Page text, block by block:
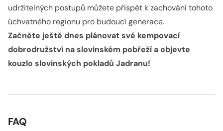
udržitelných postupů můžete přispět k zachování tohoto
úchvatného regionu pro budoucí generace.
Začněte ještě dnes plánovat své kempovací
dobrodružství na slovinském pobřeží a objevte
kouzlo slovinských pokladů Jadranu!
FAQ